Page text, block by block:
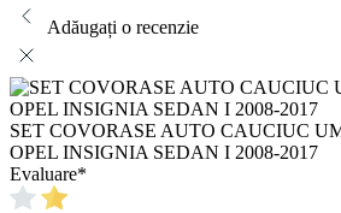
Adăugați o recenzie
SET COVORASE AUTO CAUCIUC
OPEL INSIGNIA SEDAN I 2008-2017
Evaluare*